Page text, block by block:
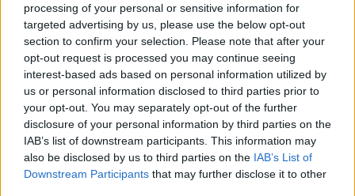
processing of your personal or sensitive information for
targeted advertising by us, please use the below opt-out
section to confirm your selection. Please note that after your
opt-out request is processed you may continue seeing
interest-based ads based on personal information utilized by
us or personal information disclosed to third parties prior to
your opt-out. You may separately opt-out of the further
disclosure of your personal information by third parties on the
IAB’s list of downstream participants. This information may
also be disclosed by us to third parties on the IAB’s List of
Downstream Participants that may further disclose it to other
El Cabildo celebra la
festividad del patrón de los
bomberos San Juan de Dios
Marcos Bergaz: "El objetivo
de este acto ha sido rendir
homenaje a todas las